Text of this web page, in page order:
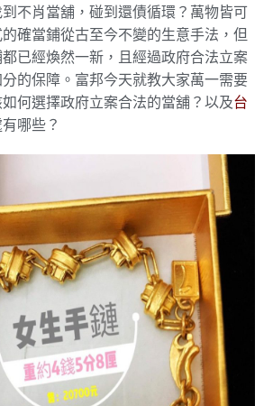
不肖當舖，碰到還債循環？萬物皆可
確當鋪從古至今不變的生意手法，但
已經煥然一新，且經過政府合法立案
的保障。富邦今天就教大家萬一需要
何選擇政府立案合法的當舖？以及台
哪些？